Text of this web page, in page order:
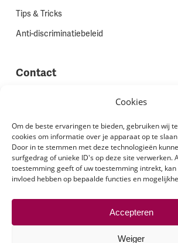
Cookies
Om de beste ervaringen te bieden, gebruiken wij
cookies om informatie over je apparaat op te
Door in te stemmen met deze technologieën
surfgedrag of unieke ID's op deze site verwerken.
toestemming geeft of uw toestemming intrekt, kan
invloed hebben op bepaalde functies en
Accepteren
Weiger
Tips & Tricks
Anti-discriminatiebeleid
Contact
Site feedback
Klachten